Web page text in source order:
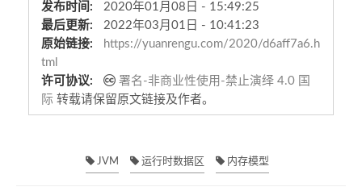
发布时间:
2020年01月08日 - 15:49:25
最后更新:
2022年03月01日 - 10:41:23
原始链接:
https://yuanrengu.com/2020/d6aff7a6.h
tml
许可协议:
署名-非商业性使用-禁止演绎 4.0 国
际 转载请保留原文链接及作者。
JVM 运行时数据区 内存模型